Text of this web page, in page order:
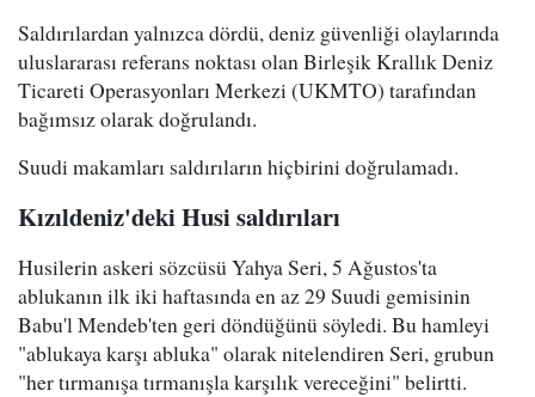
Saldırılardan yalnızca dördü, deniz güvenliği olaylarında
uluslararası referans noktası olan Birleşik Krallık Deniz
Ticareti Operasyonları Merkezi (UKMTO) tarafından
bağımsız olarak doğrulandı.
Suudi makamları saldırıların hiçbirini doğrulamadı.
Kızıldeniz'deki Husi saldırıları
Husilerin askeri sözcüsü Yahya Seri, 5 Ağustos'ta
ablukanın ilk iki haftasında en az 29 Suudi gemisinin
Babu'l Mendeb'ten geri döndüğünü söyledi. Bu hamleyi
"ablukaya karşı abluka" olarak nitelendiren Seri, grubun
"her tırmanışa tırmanışla karşılık vereceğini" belirtti.